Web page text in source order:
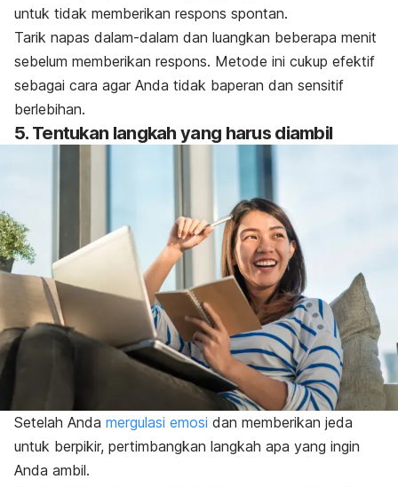
untuk tidak memberikan respons spontan.
Tarik napas dalam-dalam dan luangkan beberapa menit
sebelum memberikan respons. Metode ini cukup efektif
sebagai cara agar Anda tidak baperan dan sensitif
berlebihan.
5. Tentukan langkah yang harus diambil
Setelah Anda mergulasi emosi dan memberikan jeda
untuk berpikir, pertimbangkan langkah apa yang ingin
Anda ambil.